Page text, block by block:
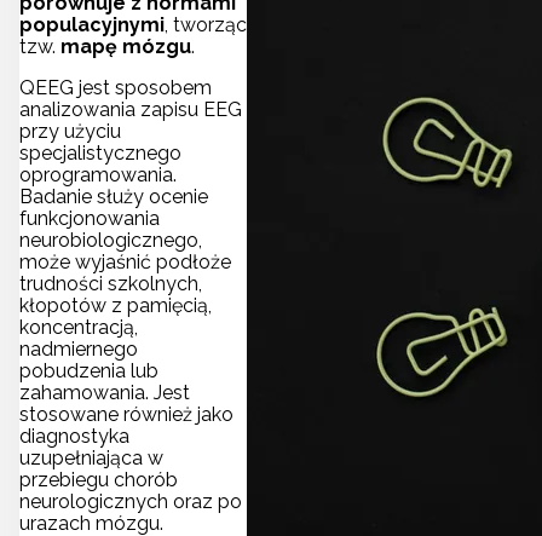
populacyjnymi, tworząc
tzw. mapę mózgu.
QEEG jest sposobem
analizowania zapisu EEG
przy użyciu
specjalistycznego
oprogramowania.
Badanie służy ocenie
funkcjonowania
neurobiologicznego,
może wyjaśnić podłoże
trudności szkolnych,
kłopotów z pamięcią,
koncentracją,
nadmiernego
pobudzenia lub
zahamowania. Jest
stosowane również jako
diagnostyka
uzupełniająca w
przebiegu chorób
neurologicznych oraz po
urazach mózgu.